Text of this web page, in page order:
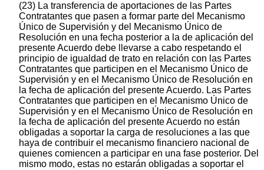
(23) La transferencia de aportaciones de las Partes
Contratantes que pasen a formar parte del Mecanismo
Único de Supervisión y del Mecanismo Único de
Resolución en una fecha posterior a la de aplicación del
presente Acuerdo debe llevarse a cabo respetando el
principio de igualdad de trato en relación con las Partes
Contratantes que participen en el Mecanismo Único de
Supervisión y en el Mecanismo Único de Resolución en
la fecha de aplicación del presente Acuerdo. Las Partes
Contratantes que participen en el Mecanismo Único de
Supervisión y en el Mecanismo Único de Resolución en
la fecha de aplicación del presente Acuerdo no están
obligadas a soportar la carga de resoluciones a las que
haya de contribuir el mecanismo financiero nacional de
quienes comiencen a participar en una fase posterior. Del
mismo modo, estas no estarán obligadas a soportar el